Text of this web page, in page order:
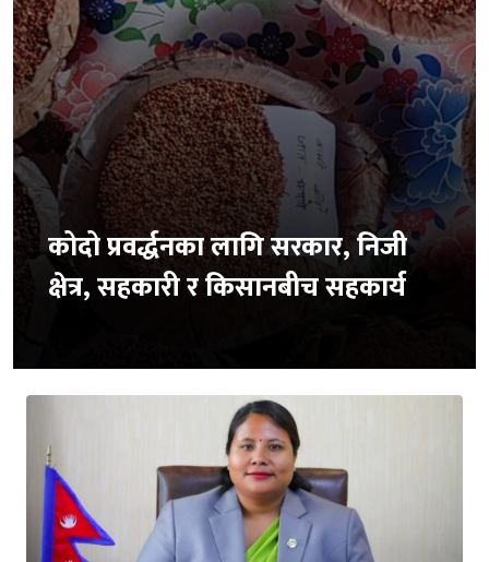
कोदो प्रवर्द्धनका लागि सरकार, निजी
क्षेत्र, सहकारी र किसानबीच सहकार्य